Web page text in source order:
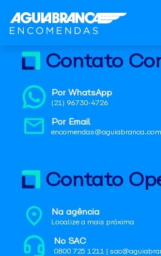
Contato
Por WhatsApp
(21) 96730-4726
Por Email
Contato
Na agência
Localize a mais próxima
No SAC
0800 725 1211 |